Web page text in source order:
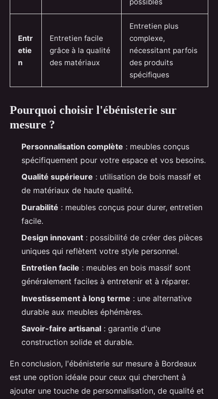
Entr
etie
n
Entretien facile
grâce à la qualité
des matériaux
Entretien plus
complexe,
nécessitant parfois
des produits
spécifiques
Pourquoi choisir l'ébénisterie sur
mesure ?
Personnalisation complète : meubles conçus
spécifiquement pour votre espace et vos besoins.
Qualité supérieure : utilisation de bois massif et
de matériaux de haute qualité.
Durabilité : meubles conçus pour durer, entretien
facile.
Design innovant : possibilité de créer des pièces
uniques qui reflètent votre style personnel.
Entretien facile : meubles en bois massif sont
généralement faciles à entretenir et à réparer.
Investissement à long terme : une alternative
durable aux meubles éphémères.
Savoir-faire artisanal : garantie d'une
construction solide et durable.
En conclusion, l'ébénisterie sur mesure à Bordeaux
est une option idéale pour ceux qui cherchent à
ajouter une touche de personnalisation, de qualité et